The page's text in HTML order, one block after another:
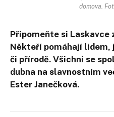
domova.
Připomeňte si Laskavce
Někteří pomáhají
či přírodě. Všichni se
dubna na slavnostním
Ester Janečková.